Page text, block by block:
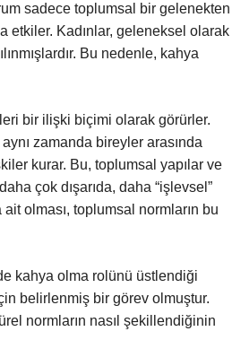
sadece toplumsal bir gelenekten
etkiler. Kadınlar, geleneksel olarak
Bu nedenle, kahya
bir ilişki biçimi olarak görürler.
zamanda bireyler arasında
kurar. Bu, toplumsal yapılar ve
çok dışarıda, daha “işlevsel”
olması, toplumsal normların bu
kahya olma rolünü üstlendiği
belirlenmiş bir görev olmuştur.
normların nasıl şekillendiğinin